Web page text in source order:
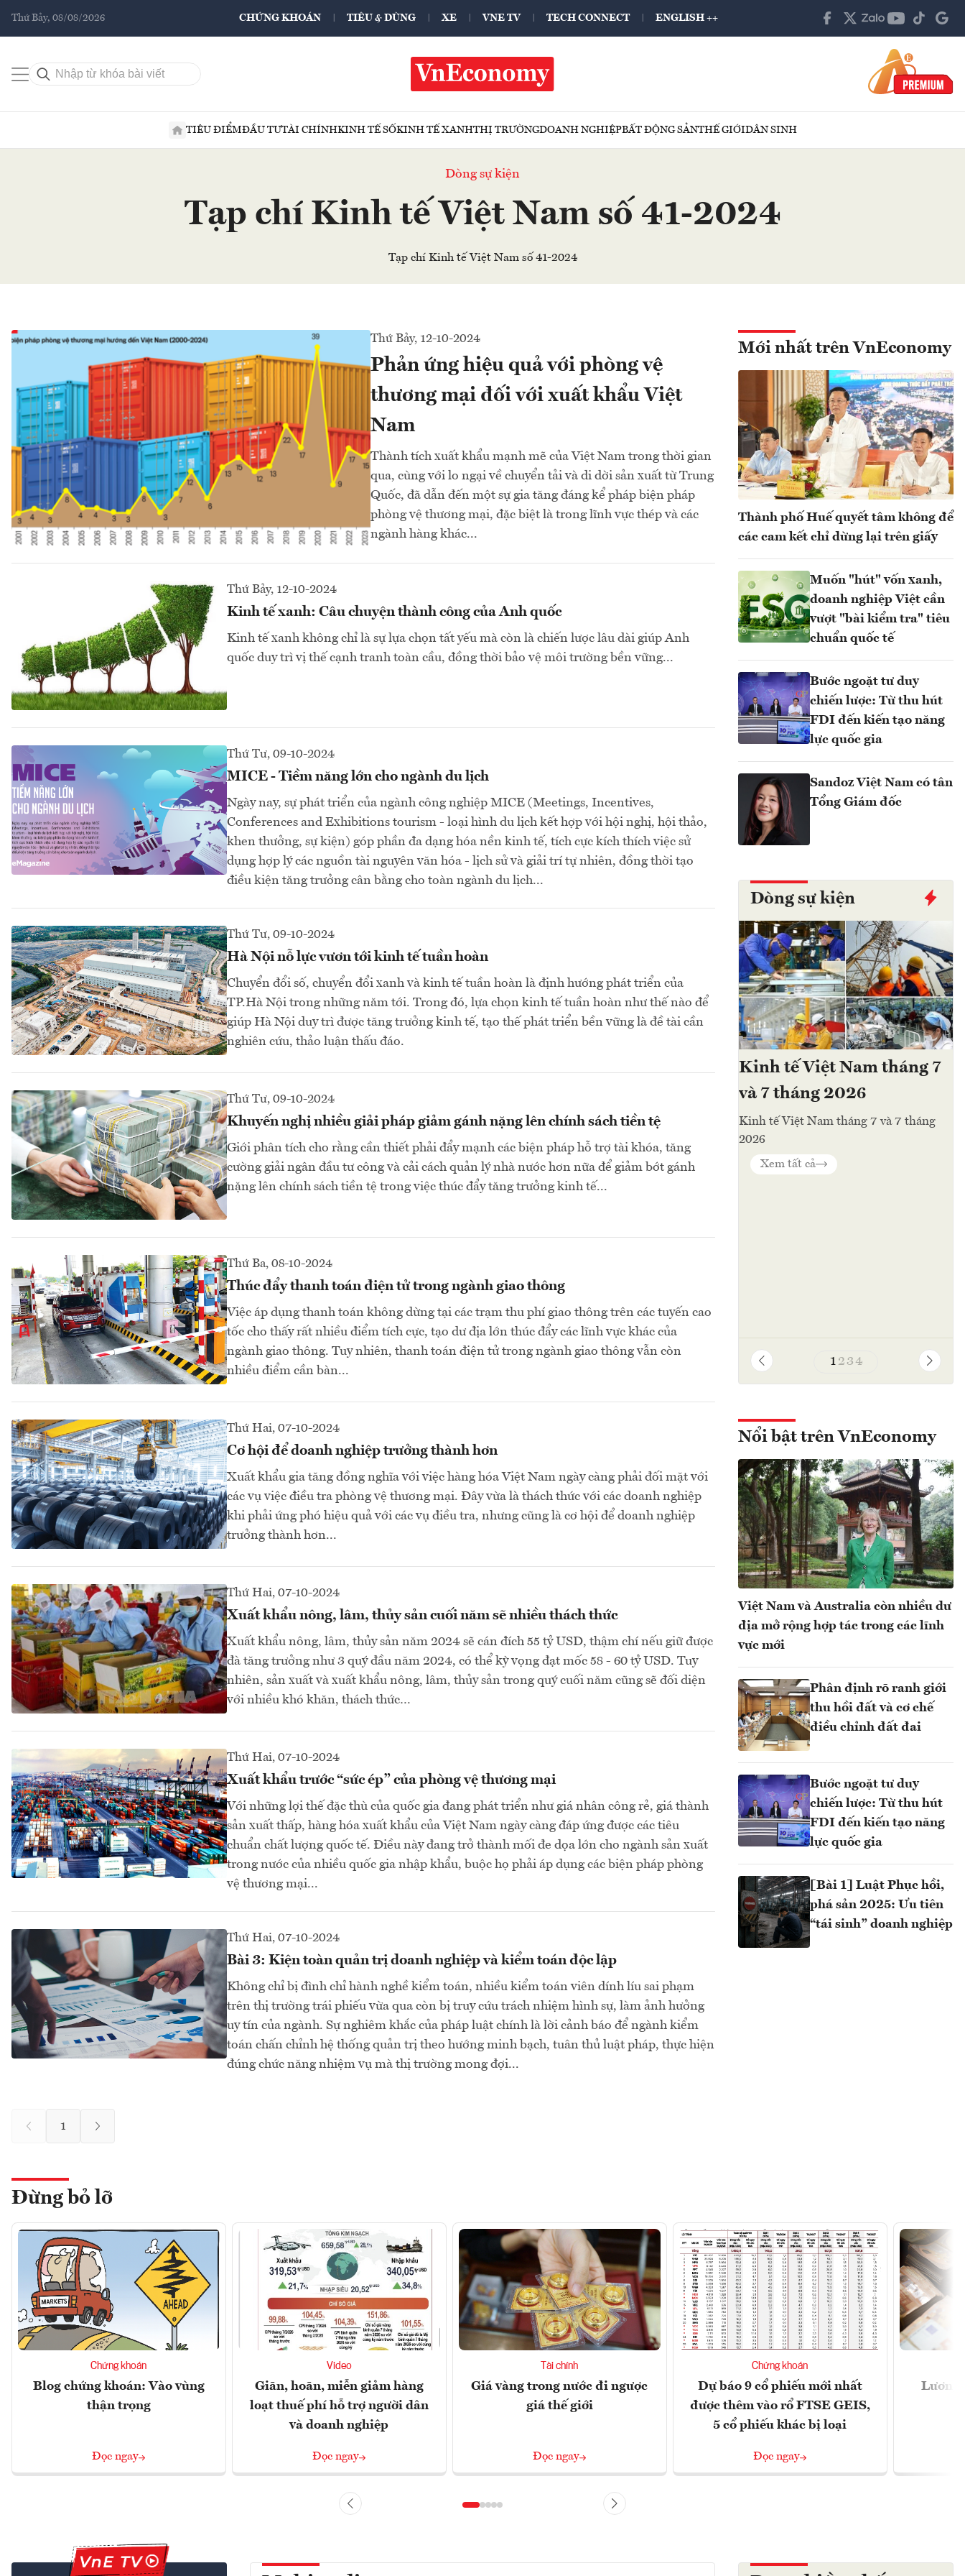
Thứ Bảy, 08/08/2026 CHỨNG KHOÁN TIÊU & DÙNG XE VNE TV TECH CONNECT ENGLISH ++
TIÊU ĐIỂMĐẦU TƯTÀI CHÍNHKINH TẾ SỐKINH TẾ XANHTHỊ TRƯỜNGDOANH NGHIỆPBẤT ĐỘNG SẢNTHẾ GIỚIDÂN SINH
Dòng sự kiện
Tạp chí Kinh tế Việt Nam số 41-2024
Tạp chí Kinh tế Việt Nam số 41-2024
Thứ Bảy, 12-10-2024
Phản ứng hiệu quả với phòng vệ
thương mại đối với xuất khẩu Việt
Nam
Thành tích xuất khẩu mạnh mẽ của Việt Nam trong thời gian
qua, cùng với lo ngại về chuyển tải và di dời sản xuất từ Trung
Quốc, đã dẫn đến một sự gia tăng đáng kể pháp biện pháp
phòng vệ thương mại, đặc biệt là trong lĩnh vực thép và các
ngành hàng khác...
Thứ Bảy, 12-10-2024
Kinh tế xanh: Câu chuyện thành công của Anh quốc
Kinh tế xanh không chỉ là sự lựa chọn tất yếu mà còn là chiến lược lâu dài giúp Anh
quốc duy trì vị thế cạnh tranh toàn cầu, đồng thời bảo vệ môi trường bền vững...
Thứ Tư, 09-10-2024
MICE - Tiềm năng lớn cho ngành du lịch
Ngày nay, sự phát triển của ngành công nghiệp MICE (Meetings, Incentives,
Conferences and Exhibitions tourism - loại hình du lịch kết hợp với hội nghị, hội thảo,
khen thưởng, sự kiện) góp phần đa dạng hóa nền kinh tế, tích cực kích thích việc sử
dụng hợp lý các nguồn tài nguyên văn hóa - lịch sử và giải trí tự nhiên, đồng thời tạo
điều kiện tăng trưởng cân bằng cho toàn ngành du lịch...
Thứ Tư, 09-10-2024
Hà Nội nỗ lực vươn tới kinh tế tuần hoàn
Chuyển đổi số, chuyển đổi xanh và kinh tế tuần hoàn là định hướng phát triển của
TP.Hà Nội trong những năm tới. Trong đó, lựa chọn kinh tế tuần hoàn như thế nào để
giúp Hà Nội duy trì được tăng trưởng kinh tế, tạo thế phát triển bền vững là đề tài cần
nghiên cứu, thảo luận thấu đáo.
Thứ Tư, 09-10-2024
Khuyến nghị nhiều giải pháp giảm gánh nặng lên chính sách tiền tệ
Giới phân tích cho rằng cần thiết phải đẩy mạnh các biện pháp hỗ trợ tài khóa, tăng
cường giải ngân đầu tư công và cải cách quản lý nhà nước hơn nữa để giảm bớt gánh
nặng lên chính sách tiền tệ trong việc thúc đẩy tăng trưởng kinh tế...
Thứ Ba, 08-10-2024
Thúc đẩy thanh toán điện tử trong ngành giao thông
Việc áp dụng thanh toán không dừng tại các trạm thu phí giao thông trên các tuyến cao
tốc cho thấy rất nhiều điểm tích cực, tạo dư địa lớn thúc đẩy các lĩnh vực khác của
ngành giao thông. Tuy nhiên, thanh toán điện tử trong ngành giao thông vẫn còn
nhiều điểm cần bàn...
Thứ Hai, 07-10-2024
Cơ hội để doanh nghiệp trưởng thành hơn
Xuất khẩu gia tăng đồng nghĩa với việc hàng hóa Việt Nam ngày càng phải đối mặt với
các vụ việc điều tra phòng vệ thương mại. Đây vừa là thách thức với các doanh nghiệp
khi phải ứng phó hiệu quả với các vụ điều tra, nhưng cũng là cơ hội để doanh nghiệp
trưởng thành hơn...
Thứ Hai, 07-10-2024
Xuất khẩu nông, lâm, thủy sản cuối năm sẽ nhiều thách thức
Xuất khẩu nông, lâm, thủy sản năm 2024 sẽ cán đích 55 tỷ USD, thậm chí nếu giữ được
đà tăng trưởng như 3 quý đầu năm 2024, có thể kỳ vọng đạt mốc 58 - 60 tỷ USD. Tuy
nhiên, sản xuất và xuất khẩu nông, lâm, thủy sản trong quý cuối năm cũng sẽ đối diện
với nhiều khó khăn, thách thức…
Thứ Hai, 07-10-2024
Xuất khẩu trước “sức ép” của phòng vệ thương mại
Với những lợi thế đặc thù của quốc gia đang phát triển như giá nhân công rẻ, giá thành
sản xuất thấp, hàng hóa xuất khẩu của Việt Nam ngày càng đáp ứng được các tiêu
chuẩn chất lượng quốc tế. Điều này đang trở thành mối đe dọa lớn cho ngành sản xuất
trong nước của nhiều quốc gia nhập khẩu, buộc họ phải áp dụng các biện pháp phòng
vệ thương mại...
Thứ Hai, 07-10-2024
Bài 3: Kiện toàn quản trị doanh nghiệp và kiểm toán độc lập
Không chỉ bị đình chỉ hành nghề kiểm toán, nhiều kiểm toán viên dính líu sai phạm
trên thị trường trái phiếu vừa qua còn bị truy cứu trách nhiệm hình sự, làm ảnh hưởng
uy tín của ngành. Sự nghiêm khắc của pháp luật chính là lời cảnh báo để ngành kiểm
toán chấn chỉnh hệ thống quản trị theo hướng minh bạch, tuân thủ luật pháp, thực hiện
đúng chức năng nhiệm vụ mà thị trường mong đợi...
1
Mới nhất trên VnEconomy
Thành phố Huế quyết tâm không để
các cam kết chỉ dừng lại trên giấy
Muốn "hút" vốn xanh,
doanh nghiệp Việt cần
vượt "bài kiểm tra" tiêu
chuẩn quốc tế
Bước ngoặt tư duy
chiến lược: Từ thu hút
FDI đến kiến tạo năng
lực quốc gia
Sandoz Việt Nam có tân
Tổng Giám đốc
Dòng sự kiện
Kinh tế Việt Nam tháng 7
và 7 tháng 2026
Kinh tế Việt Nam tháng 7 và 7 tháng
2026
Xem tất cả
1 23 4
Nổi bật trên VnEconomy
Việt Nam và Australia còn nhiều dư
địa mở rộng hợp tác trong các lĩnh
vực mới
Phân định rõ ranh giới
thu hồi đất và cơ chế
điều chỉnh đất đai
Bước ngoặt tư duy
chiến lược: Từ thu hút
FDI đến kiến tạo năng
lực quốc gia
[Bài 1] Luật Phục hồi,
phá sản 2025: Ưu tiên
“tái sinh” doanh nghiệp
Đừng bỏ lỡ
Chứng khoán
Blog chứng khoán: Vào vùng
thận trọng
Đọc ngay
Video
Giãn, hoãn, miễn giảm hàng
loạt thuế phí hỗ trợ người dân
và doanh nghiệp
Đọc ngay
Tài chính
Giá vàng trong nước đi ngược
giá thế giới
Đọc ngay
Chứng khoán
Dự báo 9 cổ phiếu mới nhất
được thêm vào rổ FTSE GEIS,
5 cổ phiếu khác bị loại
Đọc ngay
Lương